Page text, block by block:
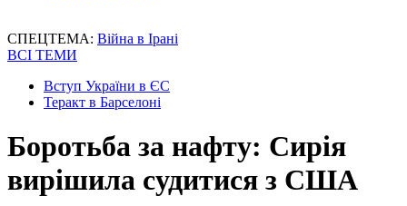
СПЕЦТЕМА: Війна в Ірані
ВСІ ТЕМИ
Вступ України в ЄС
Теракт в Барселоні
Боротьба за нафту: Сирія
вирішила судитися з США